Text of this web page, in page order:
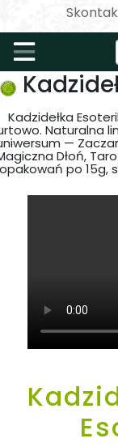
Kadzidełka
Naturalna
—
Dłoń,
po 15g,